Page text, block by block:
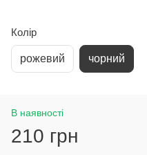
Колір
рожевий чорний
В наявності
210 грн